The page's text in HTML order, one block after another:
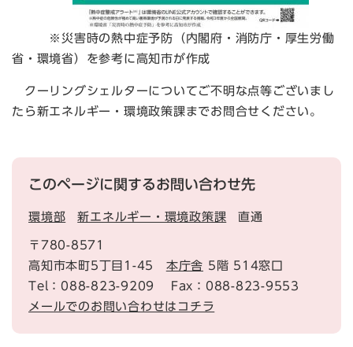
※災害時の熱中症予防（内閣府・消防庁・厚生労働
省・環境省）を参考に高知市が作成
クーリングシェルターについてご不明な点等ございまし
たら新エネルギー・環境政策課までお問合せください。
このページに関するお問い合わせ先
環境部 新エネルギー・環境政策課 直通
〒780-8571
高知市本町5丁目1-45 本庁舎 5階 514窓口
Tel：088-823-9209
Fax：088-823-9553
メールでのお問い合わせはコチラ